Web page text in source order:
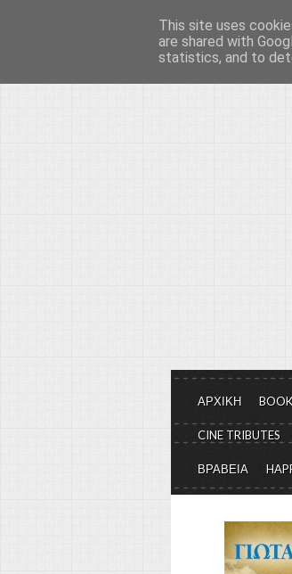
Το
Είμαστε πάντα
ΑΡΧΙΚΗ
CINE TRIBUTES
ΒΡΑΒΕΙΑ
This site uses
are shared with
statistics, and to